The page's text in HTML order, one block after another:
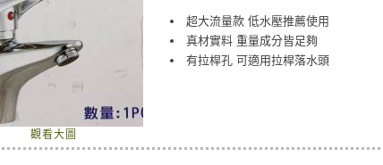
觀看大圖
超大流量款 低水壓推薦使用
真材實料 重量成分皆足夠
有拉桿孔 可適用拉桿落水頭